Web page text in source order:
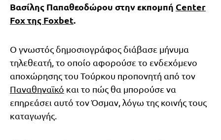
Βασίλης Παπαθεοδώρου στην εκπομπή Center
Fox της Foxbet.
Ο γνωστός δημοσιογράφος διάβασε μήνυμα
τηλεθεατή, το οποίο αφορούσε το ενδεχόμενο
αποχώρησης του Τούρκου προπονητή από τον
Παναθηναϊκό και το πώς θα μπορούσε να
επηρεάσει αυτό τον Όσμαν, λόγω της κοινής τους
καταγωγής.